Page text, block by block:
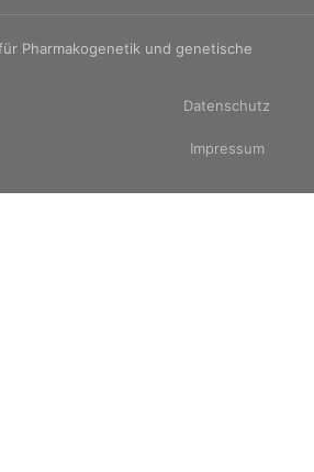
Pharmakogenetik und genetische
Datenschutz
Impressum